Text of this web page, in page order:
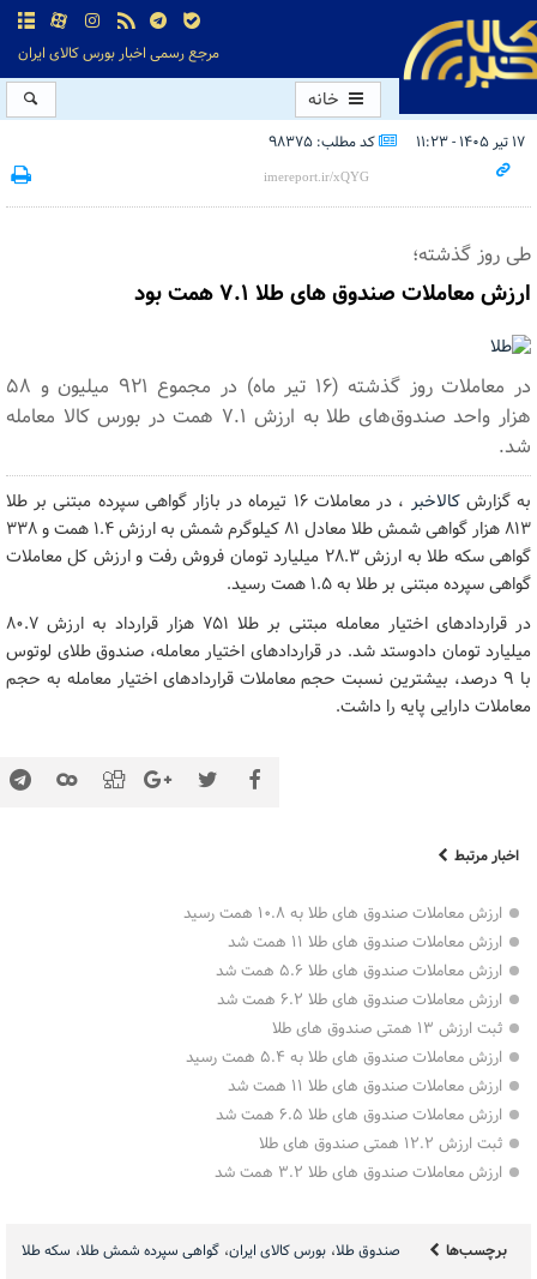
مرجع رسمی اخبار بورس کالای ایران
خانه
۱۷ تیر ۱۴۰۵ - ۱۱:۲۳ کد مطلب: 98375
طی روز گذشته؛
ارزش معاملات صندوق های طلا ۷.۱ همت بود
در معاملات روز گذشته (۱۶ تیر ماه) در مجموع ۹۲۱ میلیون و ۵۸
هزار واحد صندوق‌های طلا به ارزش ۷.۱ همت در بورس کالا معامله
شد.
به گزارشکالاخبر
، در معاملات ۱۶ تیرماه در بازار گواهی‌ سپرده مبتنی بر طلا
۸۱۳ هزار گواهی شمش طلا معادل ۸۱ کیلوگرم شمش به ارزش ۱.۴ همت و ۳۳۸
گواهی سکه طلا به ارزش ۲۸.۳ میلیارد تومان فروش رفت و ارزش کل معاملات
گواهی سپرده مبتنی بر طلا به ۱.۵ همت رسید.
در قراردادهای اختیار معامله مبتنی بر طلا ۷۵۱ هزار قرارداد به ارزش ۸۰.۷
میلیارد تومان دادوستد شد. در قراردادهای اختیار معامله، صندوق طلای لوتوس
با 9 درصد، بیشترین نسبت حجم معاملات قراردادهای اختیار معامله به حجم
معاملات دارایی پایه را داشت.
اخبار مرتبط
ارزش معاملات صندوق های طلا به ۱۰.۸ همت رسید
ارزش معاملات صندوق های طلا ۱۱ همت شد
ارزش معاملات صندوق های طلا ۵.۶ همت شد
ارزش معاملات صندوق های طلا ۶.۲ همت شد
ثبت ارزش ۱۳ همتی صندوق های طلا
ارزش معاملات صندوق های طلا به ۵.۴ همت رسید
ارزش معاملات صندوق های طلا ۱۱ همت شد
ارزش معاملات صندوق های طلا ۶.۵ همت شد
ثبت ارزش ۱۲.۲ همتی صندوق های طلا
ارزش معاملات صندوق های طلا ۳.۲ همت شد
برچسب‌ها صندوق طلا بورس کالای ایران گواهی سپرده شمش طلا سکه طلا